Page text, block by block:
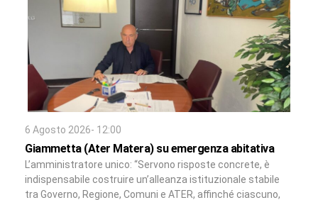
6 Agosto 2026- 12:00
Giammetta (Ater Matera) su emergenza abitativa
L’amministratore unico: “Servono risposte concrete, è
indispensabile costruire un’alleanza istituzionale stabile
tra Governo, Regione, Comuni e ATER, affinché ciascuno,